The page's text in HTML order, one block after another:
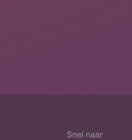
Snel naar